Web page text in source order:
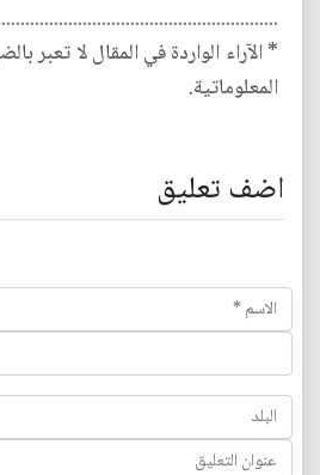
* الآراء الواردة في المقال لا تعبر
المعلوماتية.
اضف تعليق